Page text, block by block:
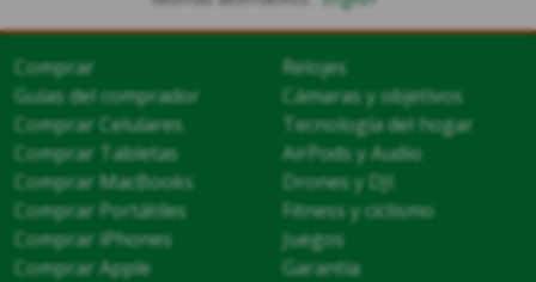
Comprar
Guías del comprador
Comprar Celulares
Comprar Tabletas
Comprar MacBooks
Comprar Portátiles
Comprar iPhones
Comprar Apple
Relojes
Cámaras y objetivos
Tecnología del hogar
AirPods y Audio
Drones y DJI
Fitness y ciclismo
Juegos
Garantía